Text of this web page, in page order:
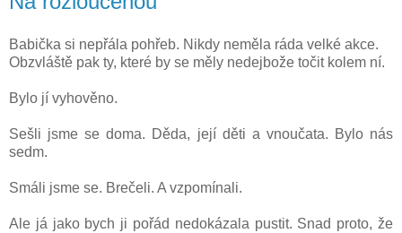
Babička si nepřála pohřeb. Nikdy neměla ráda velké akce.
Obzvláště pak ty, které by se měly nedejbože točit kolem ní.
Bylo jí vyhověno.
Sešli jsme se doma. Děda, její děti a vnoučata. Bylo nás
sedm.
Smáli jsme se. Brečeli. A vzpomínali.
Ale já jako bych ji pořád nedokázala pustit. Snad proto, že